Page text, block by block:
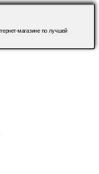
магазине по лучшей